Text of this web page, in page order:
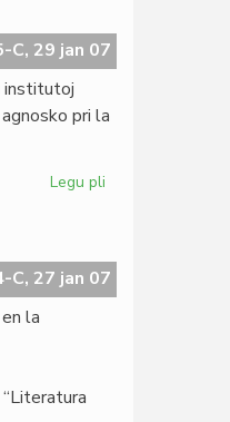
2007
C, 29 jan 07
institutoj
pri la
Legu pli
la
Civita
C, 27 jan 07
la